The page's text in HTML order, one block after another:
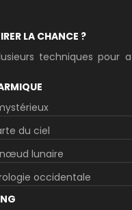
LA CHANCE ?
techniques
du ciel
lunaire
occidentale